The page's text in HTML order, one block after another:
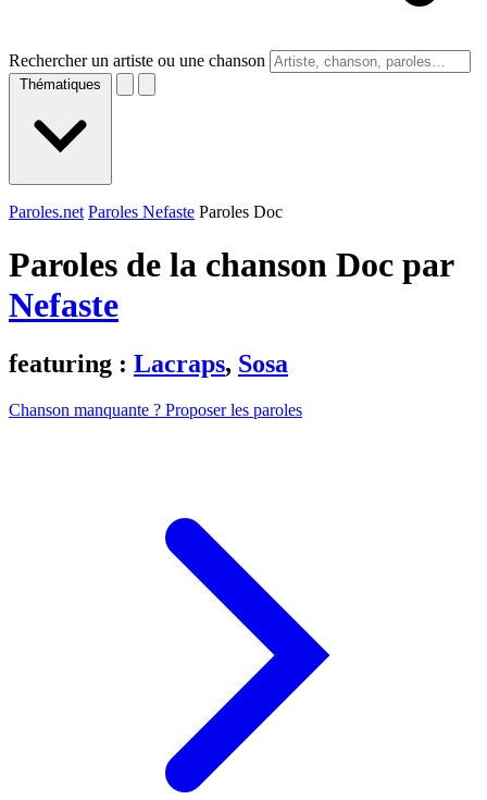
Rechercher un artiste ou une chanson
Thématiques
Paroles.net Paroles Nefaste Paroles Doc
Paroles de la chanson Doc par
Nefaste
featuring : Lacraps, Sosa
Chanson manquante ? Proposer les paroles